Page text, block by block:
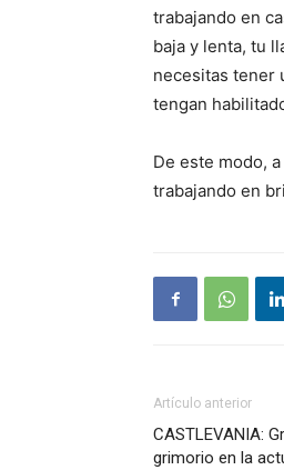
trabajando en
baja y lenta, tu
necesitas tener
tengan
De este modo,
trabajando en
Artículo anterior
CASTLEVANIA:
grimorio en la